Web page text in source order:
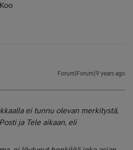
Forum|Forum|9 years ago
ei tunnu olevan merkitystä,
ja Tele aikaan, eli